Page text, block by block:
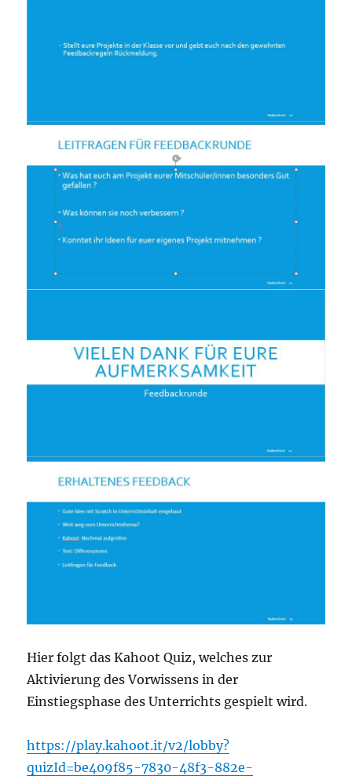
Hier folgt das Kahoot Quiz, welches zur
Aktivierung des Vorwissens in der
Einstiegsphase des Unterrichts gespielt wird.
https://play.kahoot.it/v2/lobby?
quizId=be409f85-7830-48f3-882e-